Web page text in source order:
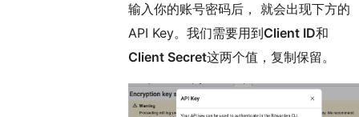
输入你的账号密码后， 就会出现下方的
API Key。我们需要用到Client ID和
Client Secret这两个值，复制保留。